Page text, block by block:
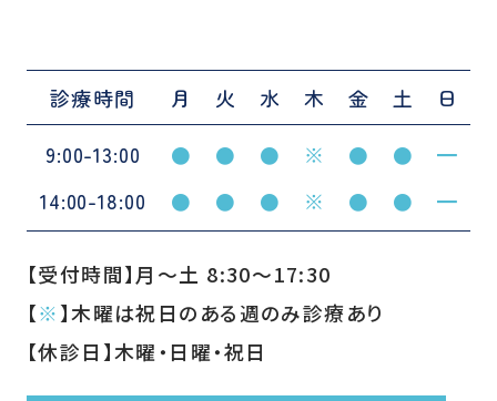
診療時間 月 火 水 木 金 土
日
9:00-13:00
● ● ● ※ ● ●
━
14:00-18:00
● ● ● ※ ● ● ━
【受付時間】月〜土 8:30〜17:30
【※】木曜は祝日のある週のみ診療あり
【休診日】木曜・日曜・祝日